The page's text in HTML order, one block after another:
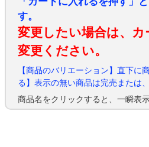
す。
変更したい場合は、
変更ください。
【商品のバリエーション】直下に
る】表示の無い商品は完売または
商品名をクリックすると、一瞬表